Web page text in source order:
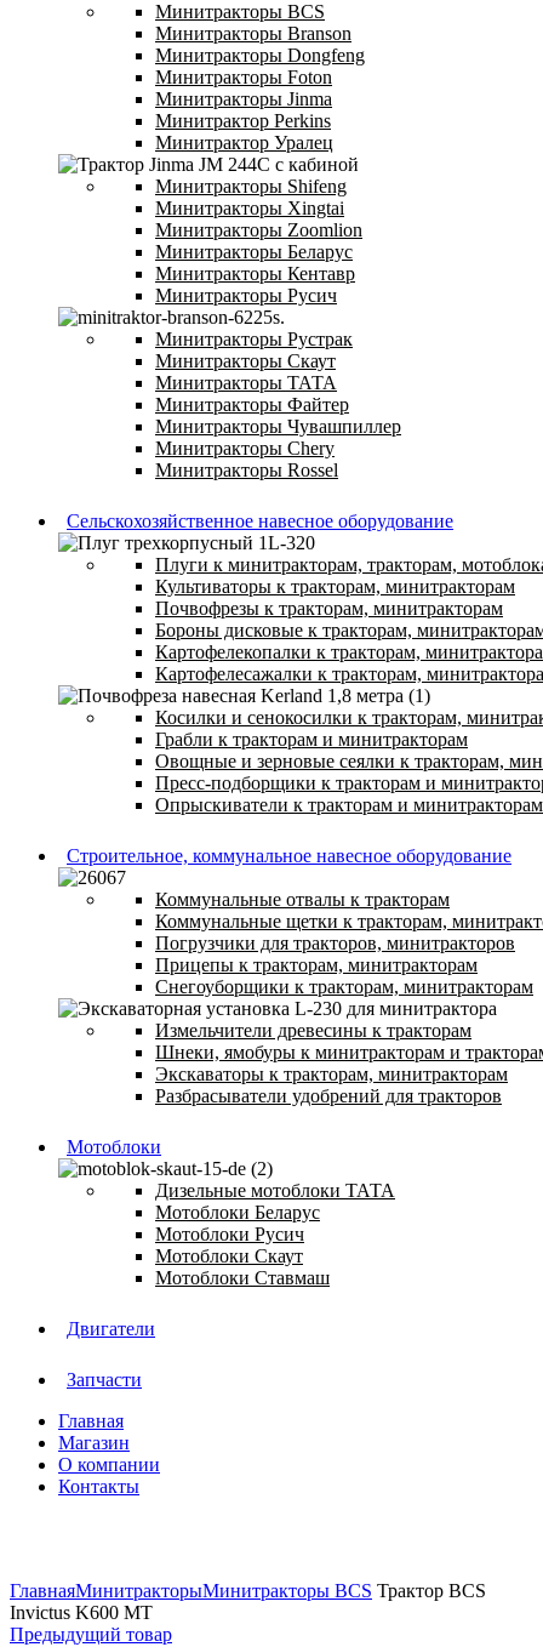
Минитракторы BCS
Минитракторы Branson
Минитракторы Dongfeng
Минитракторы Foton
Минитракторы Jinma
Минитрактор Perkins
Минитрактор Уралец
Минитракторы Shifeng
Минитракторы Xingtai
Минитракторы Zoomlion
Минитракторы Беларус
Минитракторы Кентавр
Минитракторы Русич
Минитракторы Рустрак
Минитракторы Скаут
Минитракторы ТАТА
Минитракторы Файтер
Минитракторы Чувашпиллер
Минитракторы Chery
Минитракторы Rossel
Сельскохозяйственное навесное оборудование
Плуги к минитракторам, тракторам,
Культиваторы к тракторам, минитракторам
Почвофрезы к тракторам, минитракторам
Бороны дисковые к тракторам,
Картофелекопалки к тракторам,
Картофелесажалки к тракторам,
Косилки и сенокосилки к тракторам,
Грабли к тракторам и минитракторам
Овощные и зерновые сеялки к тракторам,
Пресс-подборщики к тракторам и
Опрыскиватели к тракторам и минитракторам
Строительное, коммунальное навесное оборудование
Коммунальные отвалы к тракторам
Коммунальные щетки к тракторам,
Погрузчики для тракторов, минитракторов
Прицепы к тракторам, минитракторам
Снегоуборщики к тракторам, минитракторам
Измельчители древесины к тракторам
Шнеки, ямобуры к минитракторам и
Экскаваторы к тракторам, минитракторам
Разбрасыватели удобрений для тракторов
Мотоблоки
Дизельные мотоблоки ТАТА
Мотоблоки Беларус
Мотоблоки Русич
Мотоблоки Скаут
Мотоблоки Ставмаш
Двигатели
Запчасти
Главная
Магазин
О компании
Контакты
ГлавнаяМинитракторыМинитракторы BCS Трактор BCS
Invictus K600 MT
Предыдущий товар